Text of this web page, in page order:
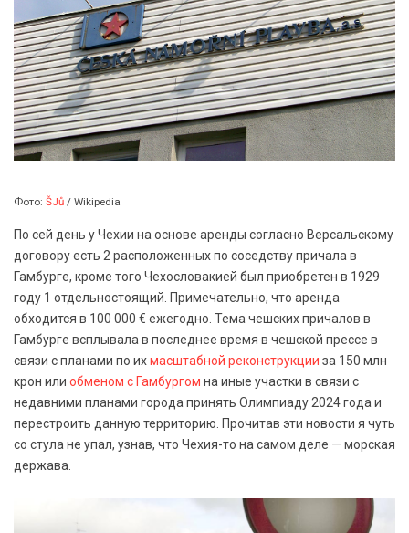
Фото: ŠJů / Wikipedia
По сей день у Чехии на основе аренды согласно Версальскому
договору есть 2 расположенных по соседству причала в
Гамбурге, кроме того Чехословакией был приобретен в 1929
году 1 отдельностоящий. Примечательно, что аренда
обходится в 100 000 € ежегодно. Тема чешских причалов в
Гамбурге всплывала в последнее время в чешской прессе в
связи с планами по ихмасштабной реконструкции за 150 млн
крон или обменом с Гамбургом на иные участки в связи с
недавними планами города принять Олимпиаду 2024 года и
перестроить данную территорию. Прочитав эти новости я чуть
со стула не упал, узнав, что Чехия-то на самом деле — морская
держава.